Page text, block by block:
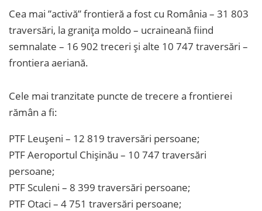
Cea mai ”activă” frontieră a fost cu România – 31 803
traversări, la granița moldo – ucraineană fiind
semnalate – 16 902 treceri și alte 10 747 traversări –
frontiera aeriană.
Cele mai tranzitate puncte de trecere a frontierei
rămân a fi:
PTF Leușeni – 12 819 traversări persoane;
PTF Aeroportul Chișinău – 10 747 traversări
persoane;
PTF Sculeni – 8 399 traversări persoane;
PTF Otaci – 4 751 traversări persoane;